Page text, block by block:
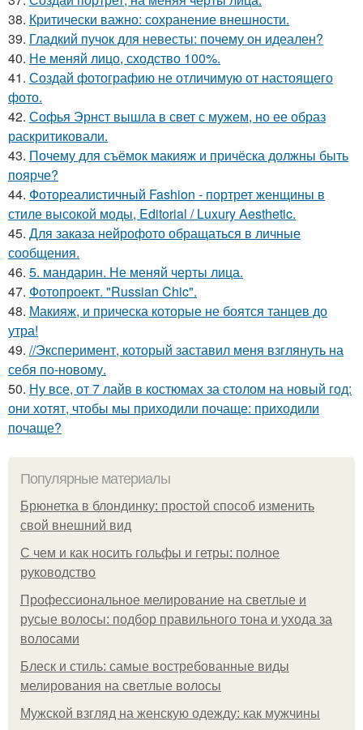
38. Критически важно: сохранение внешности.
39. Гладкий пучок для невесты: почему он идеален?
40. Не меняй лицо, сходство 100%.
41. Создай фотографию не отличимую от настоящего
фото.
42. Софья Эрнст вышла в свет с мужем, но ее образ
раскритиковали.
43. Почему для съёмок макияж и причёска должны быть
поярче?
44. Фотореалистичный Fashion - портрет женщины в
стиле высокой моды, Editorial / Luxury Aesthetic.
45. Для заказа нейрофото обращаться в личные
сообщения.
46. 5. мандарин. Не меняй черты лица.
47. Фотопроект. "Russian Chic".
48. Макияж, и прическа которые не боятся танцев до
утра!
49. //Эксперимент, который заставил меня взглянуть на
себя по-новому.
50. Ну все, от 7 лайв в костюмах за столом на новый год:
они хотят, чтобы мы приходили почаще: приходили
почаще?
Популярные материалы
Брюнетка в блондинку: простой способ изменить
свой внешний вид
С чем и как носить гольфы и гетры: полное
руководство
Профессиональное мелирование на светлые и
русые волосы: подбор правильного тона и ухода за
волосами
Блеск и стиль: самые востребованные виды
мелирования на светлые волосы
Мужской взгляд на женскую одежду: как мужчины